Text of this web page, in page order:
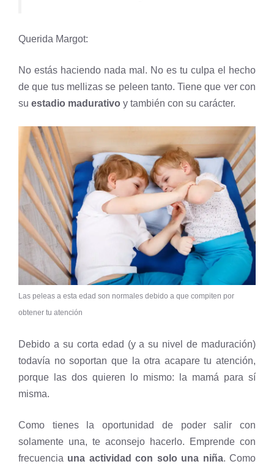
Querida Margot:
No estás haciendo nada mal. No es tu culpa el hecho
de que tus mellizas se peleen tanto. Tiene que ver con
su estadio madurativo y también con su carácter.
Las peleas a esta edad son normales debido a que compiten por
obtener tu atención
Debido a su corta edad (y a su nivel de maduración)
todavía no soportan que la otra acapare tu atención,
porque las dos quieren lo mismo: la mamá para sí
misma.
Como tienes la oportunidad de poder salir con
solamente una, te aconsejo hacerlo. Emprende con
frecuencia una actividad con solo una niña. Como